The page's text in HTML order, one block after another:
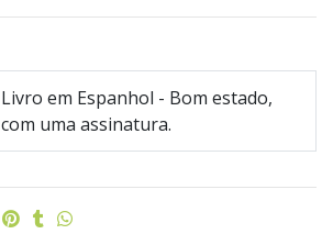
Livro em Espanhol - Bom estado,
com uma assinatura.